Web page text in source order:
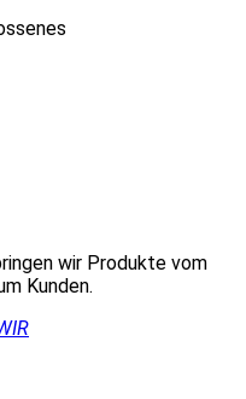
wir Produkte vom
Kunden.